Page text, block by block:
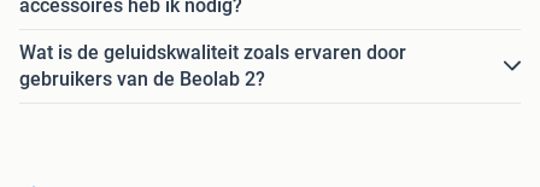
accessoires heb ik nodig?
Wat is de geluidskwaliteit zoals ervaren door
gebruikers van de Beolab 2?